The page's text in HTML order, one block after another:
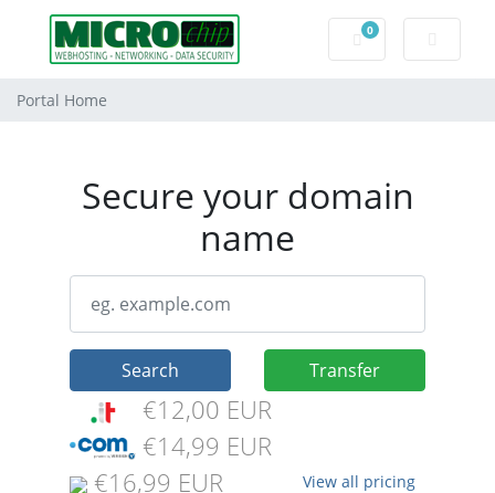
0
Shopping Cart
Portal Home
Secure your domain
name
Search Transfer
€12,00 EUR
€14,99 EUR
€16,99 EUR
View all pricing